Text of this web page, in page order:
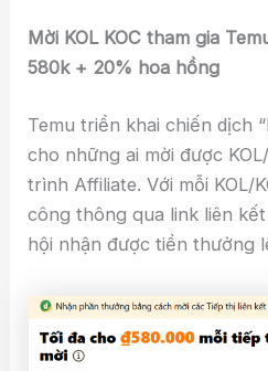
Mời KOL KOC tham gia
580k + 20% hoa hồng
Temu triển khai chiến dịch
cho những ai mời được
trình Affiliate. Với mỗi KOL/
công thông qua link liên
hội nhận được tiền thưởng